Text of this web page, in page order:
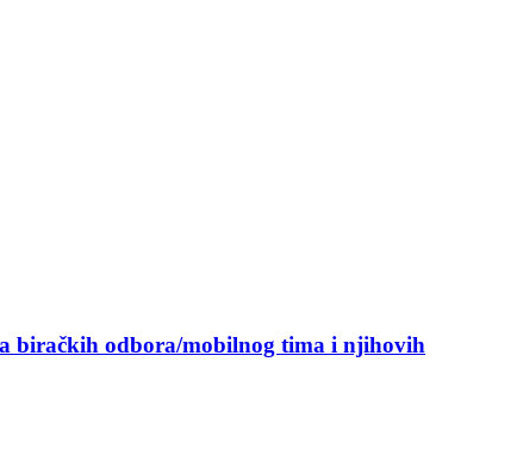
biračkih odbora/mobilnog tima i njihovih